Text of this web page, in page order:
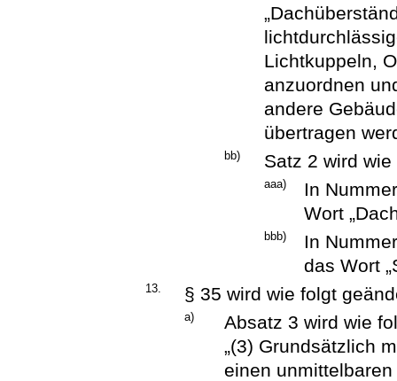
Lichtkuppeln,
anzuordnen
andere
übertragen
bb) Satz 2 wird
aaa)
In
Wort
bbb)
In
das Wort
13. § 35 wird wie folgt
a)
Absatz 3 wird wie
„(3) Grundsätzlich
einen